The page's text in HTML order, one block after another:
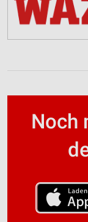
Noch